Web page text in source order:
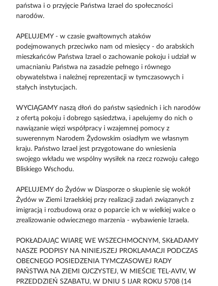
państwa i o przyjęcie Państwa Izrael do społeczności
narodów.
APELUJEMY - w czasie gwałtownych ataków
podejmowanych przeciwko nam od miesięcy - do arabskich
mieszkańców Państwa Izrael o zachowanie pokoju i udział w
umacnianiu Państwa na zasadzie pełnego i równego
obywatelstwa i należnej reprezentacji w tymczasowych i
stałych instytucjach.
WYCIĄGAMY naszą dłoń do państw sąsiednich i ich narodów
z ofertą pokoju i dobrego sąsiedztwa, i apelujemy do nich o
nawiązanie więzi współpracy i wzajemnej pomocy z
suwerennym Narodem Żydowskim osiadłym we własnym
kraju. Państwo Izrael jest przygotowane do wniesienia
swojego wkładu we wspólny wysiłek na rzecz rozwoju całego
Bliskiego Wschodu.
APELUJEMY do Żydów w Diasporze o skupienie się wokół
Żydów w Ziemi Izraelskiej przy realizacji zadań związanych z
imigracją i rozbudową oraz o poparcie ich w wielkiej walce o
zrealizowanie odwiecznego marzenia - wybawienie Izraela.
POKŁADAJĄC WIARĘ WE WSZECHMOCNYM, SKŁADAMY
NASZE PODPISY NA NINIEJSZEJ PROKLAMACJI PODCZAS
OBECNEGO POSIEDZENIA TYMCZASOWEJ RADY
PAŃSTWA NA ZIEMI OJCZYSTEJ, W MIEŚCIE TEL-AVIV, W
PRZEDDZIEŃ SZABATU, W DNIU 5 IJAR ROKU 5708 (14